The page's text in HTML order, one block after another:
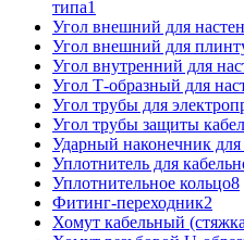
типа1
Угол внешний для
Угол внешний для
Угол внутренний для
Угол Т-образный для
Угол трубы для
Угол трубы защиты
Ударный наконечник для
Уплотнитель для
Уплотнительное кольцо8
Фитинг-переходник2
Хомут кабельный